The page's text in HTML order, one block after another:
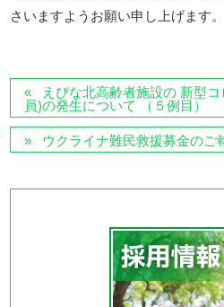
さいますようお願い申し上げます。
えびな北高齢者施設の 新型
員)の発生について （５例目）
ウクライナ難民救援募金のご